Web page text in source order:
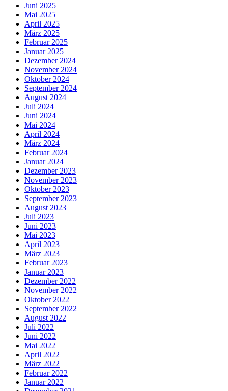
Juni 2025
Mai 2025
April 2025
März 2025
Februar 2025
Januar 2025
Dezember 2024
November 2024
Oktober 2024
September 2024
August 2024
Juli 2024
Juni 2024
Mai 2024
April 2024
März 2024
Februar 2024
Januar 2024
Dezember 2023
November 2023
Oktober 2023
September 2023
August 2023
Juli 2023
Juni 2023
Mai 2023
April 2023
März 2023
Februar 2023
Januar 2023
Dezember 2022
November 2022
Oktober 2022
September 2022
August 2022
Juli 2022
Juni 2022
Mai 2022
April 2022
März 2022
Februar 2022
Januar 2022